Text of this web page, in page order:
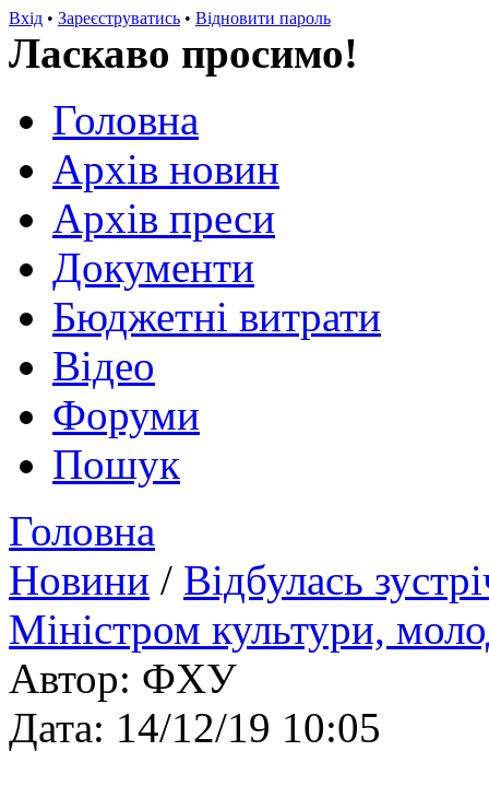
Вхід • Зареєструватись • Відновити пароль
Ласкаво просимо!
Головна
Архів новин
Архів преси
Документи
Бюджетні витрати
Відео
Форуми
Пошук
Головна
Новини / Відбулась
Міністром культури,
Автор: ФХУ
Дата: 14/12/19 10:05